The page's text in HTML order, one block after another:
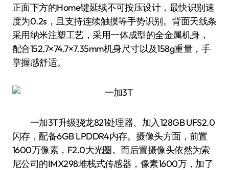
正面下方的Home键延续不可按压设计，最快识别速
度为0.2s，且支持连续触摸等手势识别。背面天线条
采用纳米注塑工艺，采用一体成型的全金属机身，
配合152.7×74.7×7.35mm机身尺寸以及158g重量，手
掌握感舒适。
一加3T升级骁龙821处理器、加入128GB UFS2.0
闪存，配备6GB LPDDR4内存。摄像头方面，前置
1600万像素，F2.0大光圈。而后置摄像头依然为索
尼公司的IMX298堆栈式传感器，像素1600万，加了